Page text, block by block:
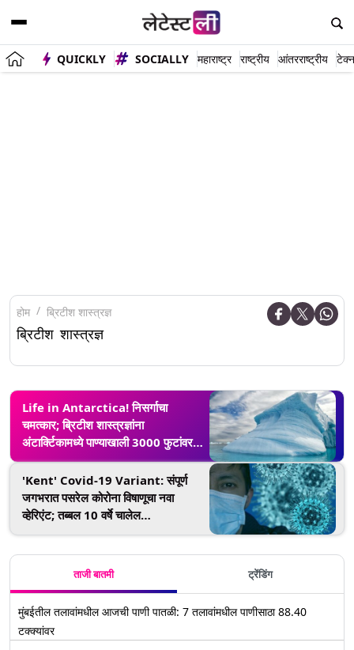
QUICKLY SOCIALLY महाराष्ट्र राष्ट्रीय आंतरराष्ट्रीय
होम ब्रिटीश शास्त्रज्ञ
ब्रिटीश शास्त्रज्ञ
Life in Antarctica! निसर्गाचा
चमत्कार; ब्रिटीश शास्त्रज्ञांना
अंटार्क्टिकामध्ये पाण्याखाली 3000 फुटांवर
अपघाताने सापडले जीव, Watch Video
'Kent' Covid-19 Variant: संपूर्ण
जगभरात पसरेल कोरोना विषाणूचा नवा
व्हेरिएंट; तब्बल 10 वर्षे चालेल
ताजी बातमी ट्रेंडिंग
मुंबईतील तलावांमधील आजची पाणी पातळी: 7 तलावांमधील पाणीसाठा 88.40
टक्क्यांवर